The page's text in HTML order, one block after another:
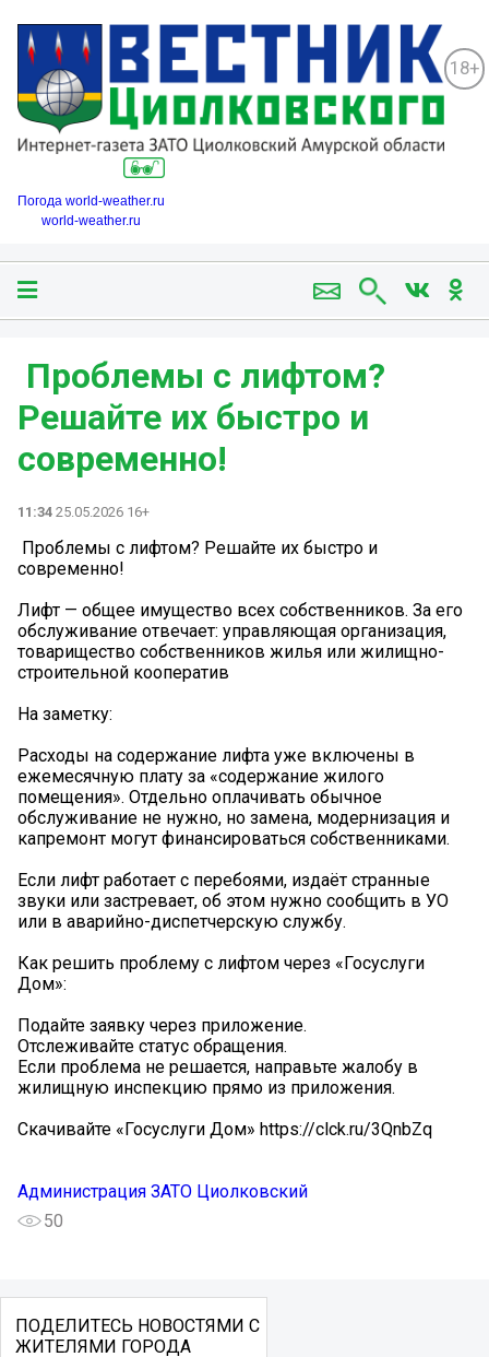
18+
Погода world-weather.ru
world-weather.ru
️ Проблемы с лифтом?
Решайте их быстро и
современно!
11:34 25.05.2026 16+
️ Проблемы с лифтом? Решайте их быстро и
современно!
Лифт — общее имущество всех собственников. За его
обслуживание отвечает: управляющая организация,
товарищество собственников жилья или жилищно-
строительной кооператив
На заметку:
️Расходы на содержание лифта уже включены в
ежемесячную плату за «содержание жилого
помещения». Отдельно оплачивать обычное
обслуживание не нужно, но замена, модернизация и
капремонт могут финансироваться собственниками.
Если лифт работает с перебоями, издаёт странные
звуки или застревает, об этом нужно сообщить в УО
или в аварийно-диспетчерскую службу.
Как решить проблему с лифтом через «Госуслуги
Дом»:
Подайте заявку через приложение.
Отслеживайте статус обращения.
Если проблема не решается, направьте жалобу в
жилищную инспекцию прямо из приложения.
Скачивайте «Госуслуги Дом» https://clck.ru/3QnbZq
Администрация ЗАТО Циолковский
50
ПОДЕЛИТЕСЬ НОВОСТЯМИ С
ЖИТЕЛЯМИ ГОРОДА